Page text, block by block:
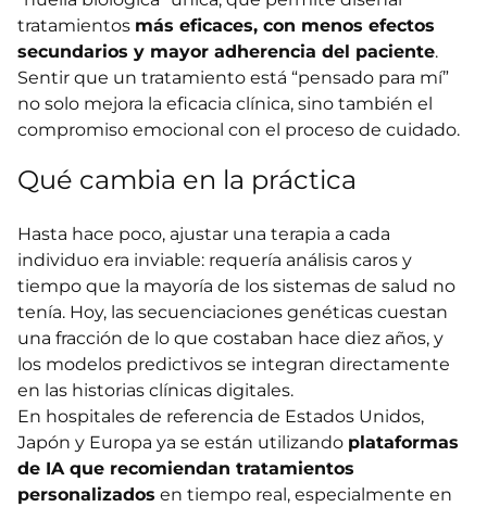
tratamientos más eficaces, con menos efectos
secundarios y mayor adherencia del paciente.
Sentir que un tratamiento está “pensado para mí”
no solo mejora la eficacia clínica, sino también el
compromiso emocional con el proceso de cuidado.
Qué cambia en la práctica
Hasta hace poco, ajustar una terapia a cada
individuo era inviable: requería análisis caros y
tiempo que la mayoría de los sistemas de salud no
tenía. Hoy, las secuenciaciones genéticas cuestan
una fracción de lo que costaban hace diez años, y
los modelos predictivos se integran directamente
en las historias clínicas digitales.
En hospitales de referencia de Estados Unidos,
Japón y Europa ya se están utilizando plataformas
de IA que recomiendan tratamientos
personalizados en tiempo real, especialmente en